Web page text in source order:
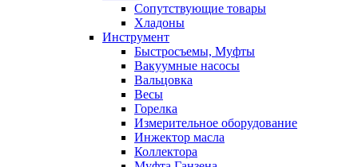
Сопутствующие товары
Хладоны
Инструмент
Быстросъемы, Муфты
Вакуумные насосы
Вальцовка
Весы
Горелка
Измерительное оборудование
Инжектор масла
Коллектора